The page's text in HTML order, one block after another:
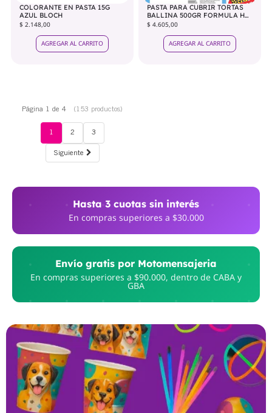
COLORANTE EN PASTA 15G
AZUL BLOCH
$ 2.148,00
AGREGAR AL CARRITO
PASTA PARA CUBRIR TORTAS
BALLINA 500GR FORMULA H
AMARILLO
$ 4.605,00
AGREGAR AL CARRITO
Página 1 de 4 (153 productos)
1 2 3
Siguiente
Hasta 3 cuotas sin interés
En compras superiores a $30.000
Envío gratis por Motomensajeria
En compras superiores a $90.000, dentro de CABA y
GBA